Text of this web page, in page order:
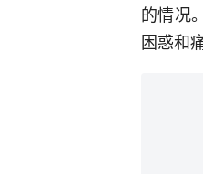
的情况
困惑和